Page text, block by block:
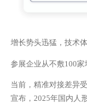
增长势头迅猛，技术
参展企业从不敷100家
当前，精准对接差异
宣布，2025年国内人